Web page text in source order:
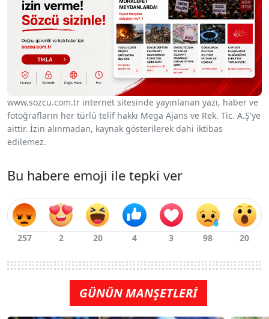
www.sozcu.com.tr internet sitesinde yayınlanan yazı, haber ve
fotoğrafların her türlü telif hakkı Mega Ajans ve Rek. Tic. A.Ş'ye
aittir. İzin alınmadan, kaynak gösterilerek dahi iktibas
edilemez.
Bu habere emoji ile tepki ver
GÜNÜN MANŞETLERİ